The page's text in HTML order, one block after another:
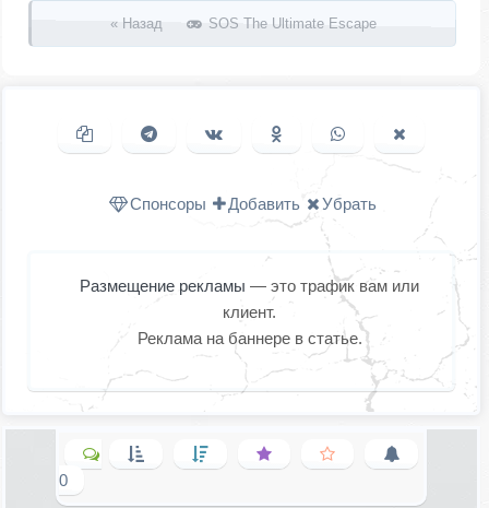
« Назад SOS The Ultimate Escape
Копировать ссылкуПоделиться в Telegram
Поделиться ВКонтакте
Поделиться в
Одноклассниках
Поделиться в
WhatsAppв X
Спонсоры Добавить Убрать
Размещение рекламы — это трафик вам или
клиент.
Реклама на баннере в статье.
0